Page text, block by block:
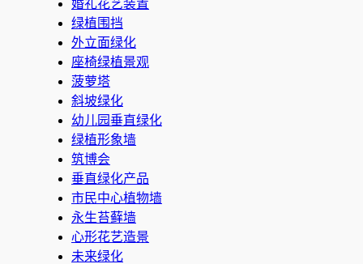
婚礼花艺装置
绿植围挡
外立面绿化
座椅绿植景观
菠萝塔
斜坡绿化
幼儿园垂直绿化
绿植形象墙
筑博会
垂直绿化产品
市民中心植物墙
永生苔藓墙
心形花艺造景
未来绿化